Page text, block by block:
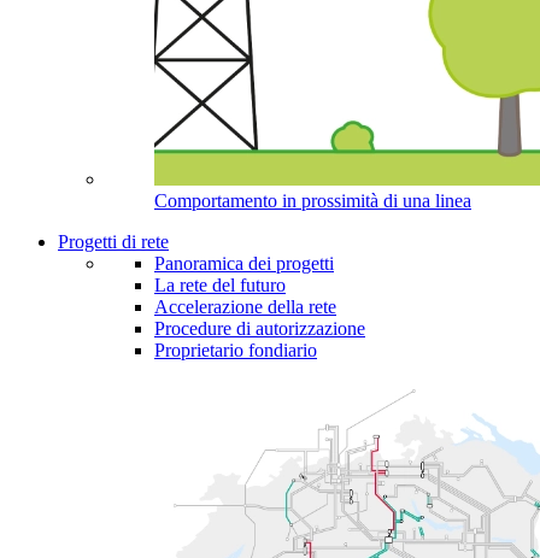
Comportamento in prossimità di una linea
Progetti di rete
Panoramica dei progetti
La rete del futuro
Accelerazione della rete
Procedure di autorizzazione
Proprietario fondiario